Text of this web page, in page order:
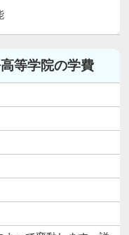
等学院の学費